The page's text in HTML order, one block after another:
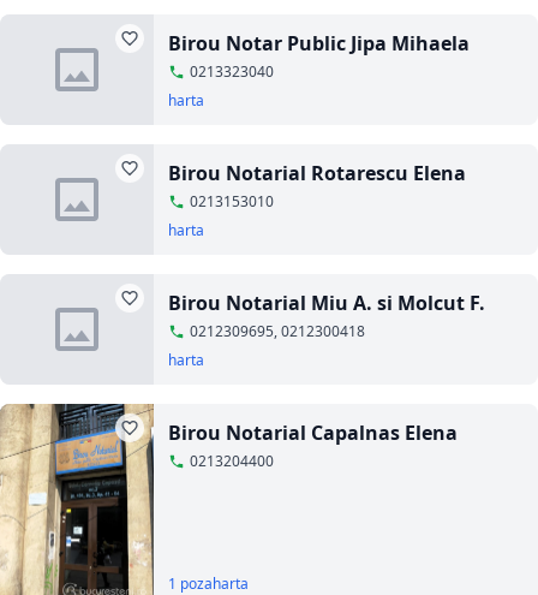
Birou Notar Public Jipa Mihaela
0213323040
harta
Birou Notarial Rotarescu Elena
0213153010
harta
Birou Notarial Miu A. si Molcut F.
0212309695, 0212300418
harta
Birou Notarial Capalnas Elena
0213204400
1 pozaharta